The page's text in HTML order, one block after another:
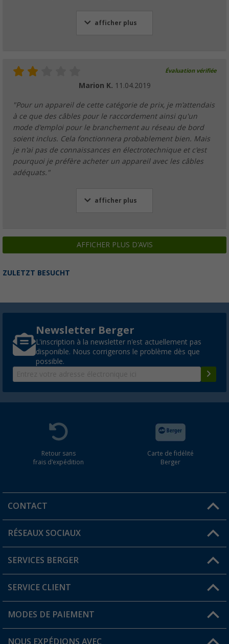
afficher plus
Évaluation vérifiée
Marion K. 11.04.2019
"Pour un appareil de cette catégorie de prix, je m'attendais
à ce que des câbles pour le raccordement ainsi qu'un
mode d'emploi pour le branchement au réseau de bord
soient inclus. Cela fonctionnera probablement bien. Mais
je n'ai pas de connaissances en électrotechnique et c'est
pourquoi je préfère acheter un appareil avec les câbles
adéquats."
afficher plus
AFFICHER PLUS D'AVIS
ZULETZT BESUCHT
Newsletter Berger
L'inscription à la newsletter n'est actuellement pas
disponible. Nous corrigerons le problème dès que
possible.
Retour sans
frais d'expédition
Carte de fidélité
Berger
CONTACT
Une question ?
Trouver une magasin
RÉSEAUX SOCIAUX
SERVICES BERGER
Devenir revendeur
Mon compte
SERVICE CLIENT
FAQ et contact
Informations sur l'expédition
MODES DE PAIEMENT
NOUS EXPÉDIONS AVEC